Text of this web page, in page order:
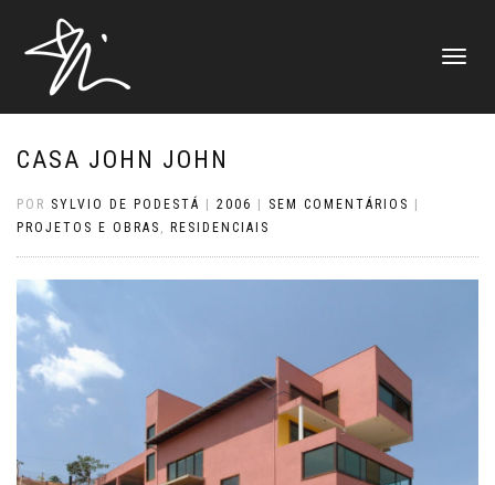
ALTERNAR
CASA JOHN JOHN
POR SYLVIO DE PODESTÁ 2006 SEM COMENTÁRIOS
PROJETOS E OBRAS , RESIDENCIAIS